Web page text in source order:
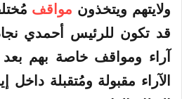
ولايتهم ويتخذون مواقف
قد تكون للرئيس أحمدي
آراء ومواقف خاصة بهم
الآراء مقبولة ومُتقبلة داخل